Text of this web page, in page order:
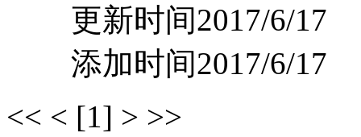
更新时间2017/6/17
添加时间2017/6/17
<< < [1] > >>